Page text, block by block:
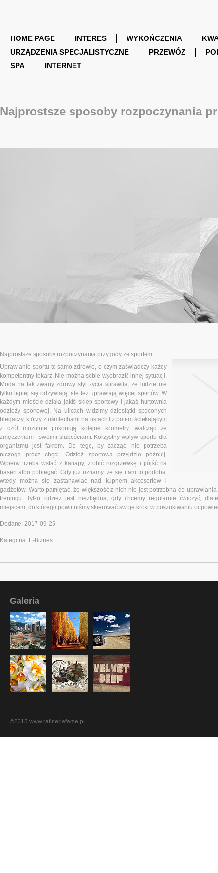
HOME PAGE INTERES WYKOŃCZENIA
URZĄDZENIA SPECJALISTYCZNE
PRZEWÓZ
SPA
INTERNET
Najprostsze sposoby rozpoczynania
Najprostsze sposoby rozpoczynania przygody ze sportem.
Uprawianie sportu to samo zdrowie, o czym zaświadczy każdy
kompetentny lekarz. Nie można sobie wyobrazić innej sytuacji.
Moda na tak zwany zdrowy styl życia sprawiła, że ludzie nie
tylko lepiej się odżywiają, ale też uprawiają więcej sportów. W
każdym mieście działa jakiś sklep sportowy i jakaś hurtownia
odzieży sportowej. Na ulicach widzimy dziesiątki spoconych
biegaczy, którzy z uśmiechami na ustach i z potem ściekającym
z czół mozolnie pokonują kolejne kilometry, walcząc ze
zmęczeniem i swoimi słabościami. Korzystny wpływ sportu dla
organizmu jest faktem. Do tego, by zacząć, nie potrzeba
niczego prócz chęci. Odzież sportowa przyjdzie później.
Wpierw trzeba wstać z kanapy, zrobić rozgrzewkę i pójść na
basen albo pobiegać. Gdy już uznamy, że się nam to podoba,
wtedy można się zastanawiać nad kupnem akcesoriów i
gadżetów. Warto pamiętać, że większość z nich nie jest potrzebna do
treningu. Tylko odzież jest niezbędna, gdy chcemy regularnie ćwiczyć,
miejscem, do którego powinniśmy skierować swoje kroki w poszukiwaniu
Dodane: 2017-09-25
Kategoria: E-Biznes
Galeria
©2013 www.rafineriafame.pl